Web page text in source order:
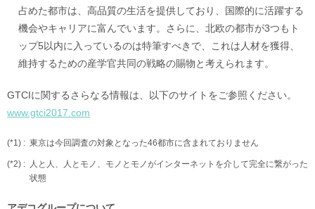
占めた都市は、高品質の生活を提供しており、国際的に活躍する
機会やキャリアに富んでいます。さらに、北欧の都市が3つもト
ップ5以内に入っているのは特筆すべきで、これは人材を獲得、
維持するための産学官共同の戦略の賜物と考えられます。
GTCIに関するさらなる情報は、以下のサイトをご参照ください。
www.gtci2017.com
(*1) : 東京は今回調査の対象となった46都市に含まれておりません
(*2) : 人と人、人とモノ、モノとモノがインターネットを介して完全に繋がった
状態